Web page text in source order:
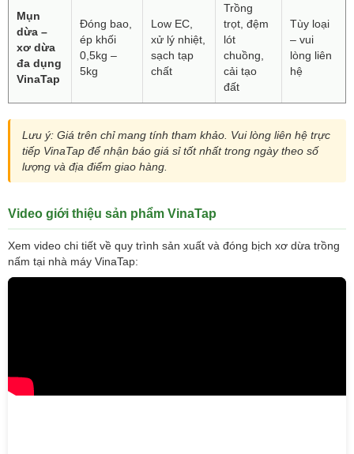
Mụn
dừa –
xơ dừa
đa dụng
VinaTap
Đóng bao,
ép khối
0,5kg –
5kg
Low EC,
xử lý nhiệt,
sạch tạp
chất
Trồng
trọt, đệm
lót
chuồng,
cải tạo
đất
Tùy loại
– vui
lòng liên
hệ
Lưu ý: Giá trên chỉ mang tính tham khảo. Vui lòng liên hệ trực
tiếp VinaTap để nhận báo giá sỉ tốt nhất trong ngày theo số
lượng và địa điểm giao hàng.
Video giới thiệu sản phẩm VinaTap
Xem video chi tiết về quy trình sản xuất và đóng bịch xơ dừa trồng
nấm tại nhà máy VinaTap: